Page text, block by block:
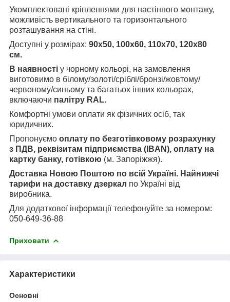
Укомплектовані кріпленнями для настінного монтажу,
можливість вертикального та горизонтального
розташування на стіні.
Доступні у розмірах: 90х50, 100х60, 110х70, 120х80
см.
В наявності у чорному кольорі, на замовлення
виготовимо в білому/золоті/сріблі/бронзі/жовтому/
червоному/синьому та багатьох інших кольорах,
включаючи палітру RAL.
Комфортні умови оплати як фізичних осіб, так
юридичних.
Пропонуємо оплату по безготівковому розрахунку
з ПДВ, реквізитам підприємства (IBAN), оплату на
картку банку, готівкою (м. Запоріжжя).
Доставка Новою Поштою по всій Україні. Найнижчі
тарифи на доставку дзеркал по Україні від
виробника.
Для додаткової інформації телефонуйте за номером:
050-649-36-88
Приховати
Характеристики
Основні